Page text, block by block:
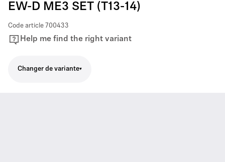
EW-D ME3 SET (T13-14)
Code article 700433
Help me find the right variant
Changer de variante